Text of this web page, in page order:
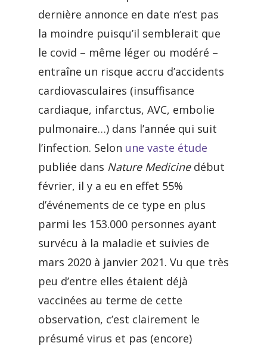
dernière annonce en date n’est pas
la moindre puisqu’il semblerait que
le covid – même léger ou modéré –
entraîne un risque accru d’accidents
cardiovasculaires (insuffisance
cardiaque, infarctus, AVC, embolie
pulmonaire…) dans l’année qui suit
l’infection. Selon une vaste étude
publiée dans Nature Medicinedébut
février, il y a eu en effet 55%
d’événements de ce type en plus
parmi les 153.000 personnes ayant
survécu à la maladie et suivies de
mars 2020 à janvier 2021. Vu que très
peu d’entre elles étaient déjà
vaccinées au terme de cette
observation, c’est clairement le
présumé virus et pas (encore)